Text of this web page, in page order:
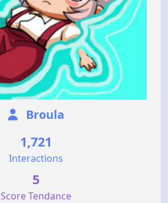
Broula
1,721
Interactions
5
Score Tendance